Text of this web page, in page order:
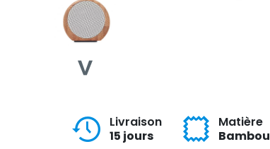
Livraison
15 jours
Matière
Bambou